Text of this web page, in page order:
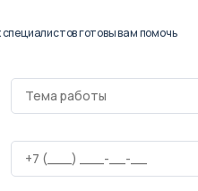
готовы вам помочь